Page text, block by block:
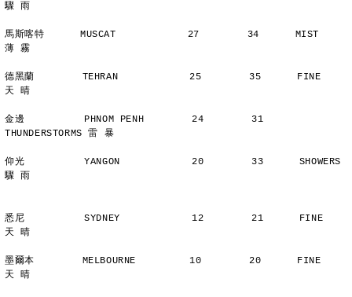
驟 雨
馬斯喀特      MUSCAT            27        34      MIST
薄 霧
德黑蘭        TEHRAN            25        35      FINE
天 晴
金邊          PHNOM PENH        24        31
THUNDERSTORMS 雷 暴
仰光          YANGON            20        33      SHOWERS
驟 雨
悉尼          SYDNEY            12        21      FINE
天 晴
墨爾本        MELBOURNE         10        20      FINE
天 晴